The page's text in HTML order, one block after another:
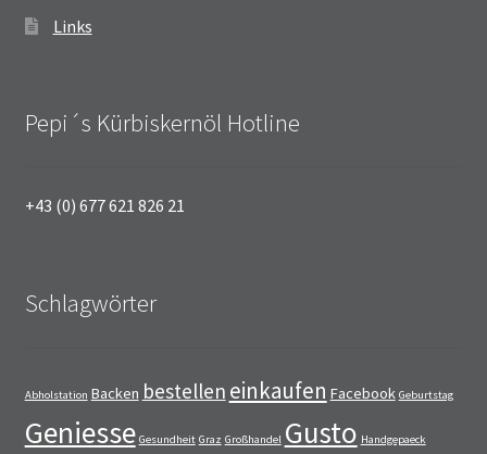
Links
Pepi´s Kürbiskernöl Hotline
+43 (0) 677 621 826 21
Schlagwörter
Abholstation Backen bestellen einkaufen Facebook Geburtstag
Geniesse Gesundheit Graz Großhandel Gusto Handgepaeck